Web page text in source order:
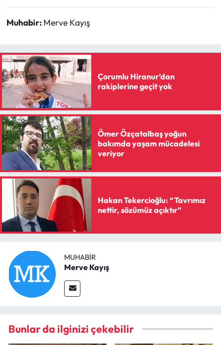
Muhabir: Merve Kayış
Çorumlu Hiranur’dan
rakiplerine geçit yok
Ömer Özçatalbaş yoğun
bakımda yaşam mücadelesi
veriyor
Hakan Tekercioğlu: “Tavrımız
nettir, sözümüz açıktır”
MUHABIR
Merve Kayış
Bunlar da ilginizi çekebilir
Uğurludağ Haberleri
Yayla Haber
Yemek Tarifleri
Yerel Haberler